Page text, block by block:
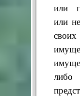
или
или
либо